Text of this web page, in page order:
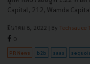
Capital, 212, Wamda
มีนาคม 8, 2022 | By Techsauce
0
PR News b2b saas